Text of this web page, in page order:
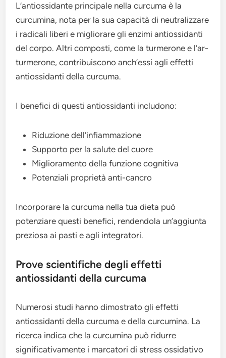
L’antiossidante principale nella curcuma è la
curcumina, nota per la sua capacità di neutralizzare
i radicali liberi e migliorare gli enzimi antiossidanti
del corpo. Altri composti, come la turmerone e l’ar-
turmerone, contribuiscono anch’essi agli effetti
antiossidanti della curcuma.
I benefici di questi antiossidanti includono:
Riduzione dell’infiammazione
Supporto per la salute del cuore
Miglioramento della funzione cognitiva
Potenziali proprietà anti-cancro
Incorporare la curcuma nella tua dieta può
potenziare questi benefici, rendendola un’aggiunta
preziosa ai pasti e agli integratori.
Prove scientifiche degli effetti
antiossidanti della curcuma
Numerosi studi hanno dimostrato gli effetti
antiossidanti della curcuma e della curcumina. La
ricerca indica che la curcumina può ridurre
significativamente i marcatori di stress ossidativo